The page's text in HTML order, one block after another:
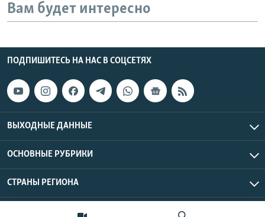
Вам будет интересно
ПОДПИШИТЕСЬ НА НАС В СОЦСЕТЯХ
ВЫХОДНЫЕ ДАННЫЕ
ОСНОВНЫЕ РУБРИКИ
СТРАНЫ РЕГИОНА
Азаттык Азия © 2026 RFE/RL, Inc. | Все права защищены.